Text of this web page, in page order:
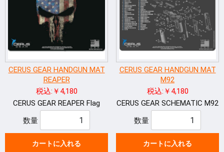
CERUS GEAR HANDGUN MAT
REAPER
税込:￥4,180
CERUS GEAR REAPER Flag
数量
カートに入れる
CERUS GEAR HANDGUN MAT
M92
税込:￥4,180
CERUS GEAR SCHEMATIC M92
数量
カートに入れる